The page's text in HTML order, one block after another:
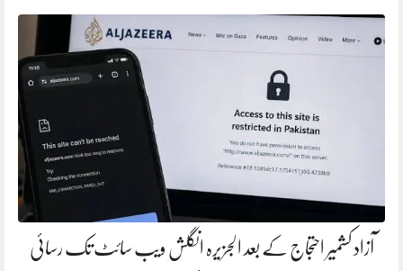
آزاد کشمیر احتجاج کے بعد الجزیرہ انگلش ویب سائٹ تک رسائی